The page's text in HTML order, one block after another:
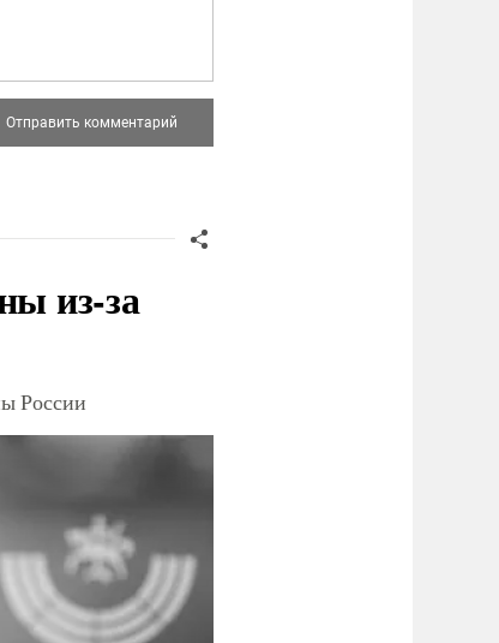
из-за
России